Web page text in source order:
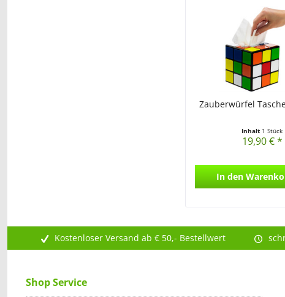
Zauberwürfel
Inhalt 1 Stück
19,90 € *
In den
Kostenloser Versand ab € 50,- Bestellwert
Shop Service